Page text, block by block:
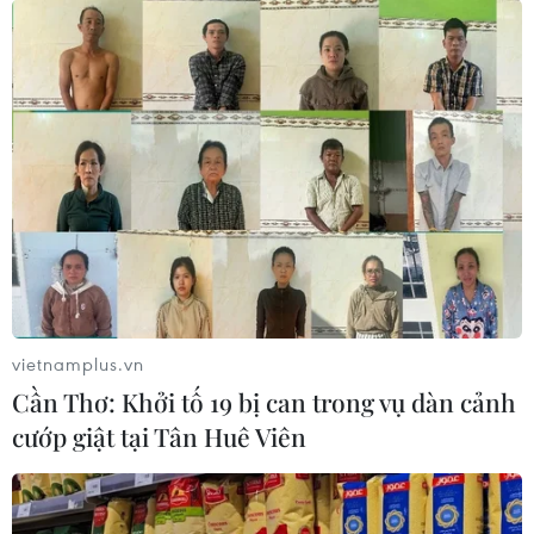
vietnamplus.vn
Cần Thơ: Khởi tố 19 bị can trong vụ dàn cảnh
cướp giật tại Tân Huê Viên